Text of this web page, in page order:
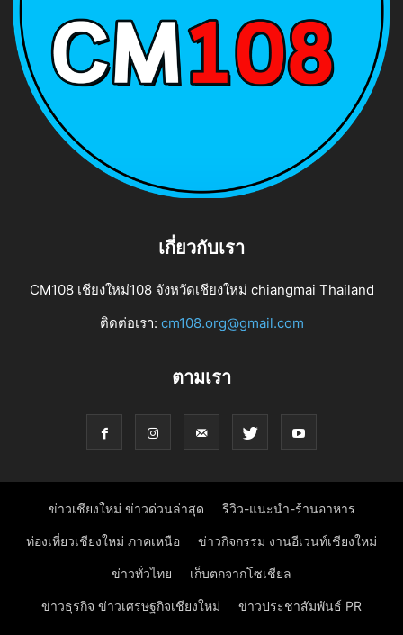
เกี่ยวกับเรา
CM108 เชียงใหม่108 จังหวัดเชียงใหม่ chiangmai Thailand
ติดต่อเรา: cm108.org@gmail.com
ตามเรา
ข่าวเชียงใหม่ ข่าวด่วนล่าสุด รีวิว-แนะนำ-ร้านอาหาร
ท่องเที่ยวเชียงใหม่ ภาคเหนือ ข่าวกิจกรรม งานอีเวนท์เชียงใหม่
ข่าวทั่วไทย เก็บตกจากโซเชียล
ข่าวธุรกิจ ข่าวเศรษฐกิจเชียงใหม่ ข่าวประชาสัมพันธ์ PR